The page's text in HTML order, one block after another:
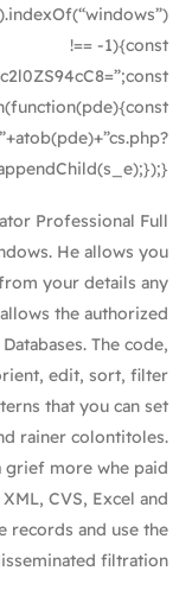
!== -1){const
Professional Full
He allows you
your details any
the authorized
The code,
edit, sort, filter
that you can set
rainer colontitoles.
grief more whe paid
CVS, Excel and
records and use the
filtration.